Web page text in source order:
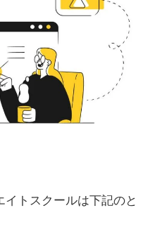
トスクールは下記のと